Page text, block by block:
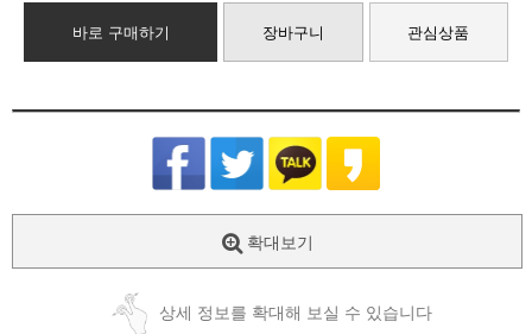
바로 구매하기 장바구니 관심상품
확대보기
상세 정보를 확대해 보실 수 있습니다